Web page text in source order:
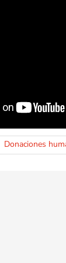
Donaciones